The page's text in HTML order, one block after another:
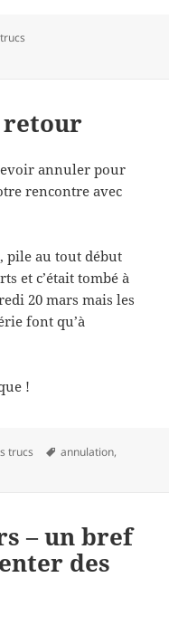
retour
annuler pour
rencontre avec
pile au tout début
et c’était tombé à
20 mars mais les
font qu’à
!
trucs
Mots-
annulation,
– un bref
des